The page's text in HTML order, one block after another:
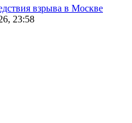
взрыва в Москве
23:58